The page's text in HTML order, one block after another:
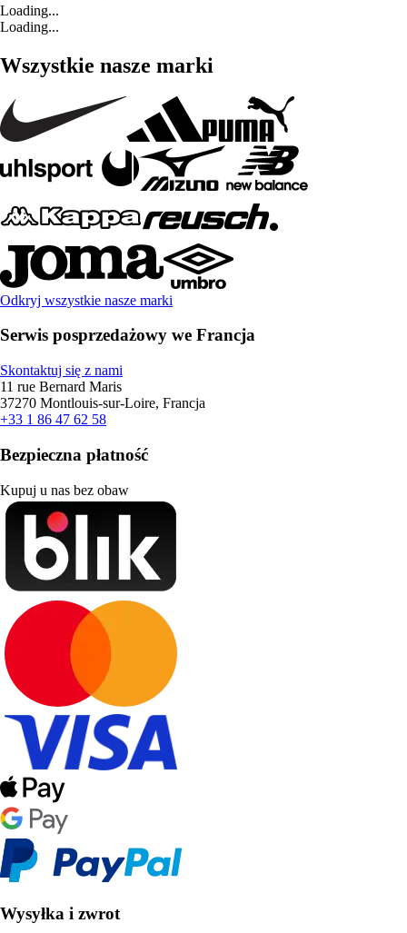
Loading...
Loading...
Wszystkie nasze marki
Odkryj wszystkie nasze marki
Serwis posprzedażowy we Francja
Skontaktuj się z nami
11 rue Bernard Maris
37270 Montlouis-sur-Loire, Francja
+33 1 86 47 62 58
Bezpieczna płatność
Kupuj u nas bez obaw
Wysyłka i zwrot